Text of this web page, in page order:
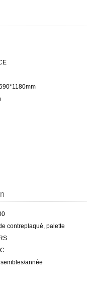
contreplaqué, palette
année